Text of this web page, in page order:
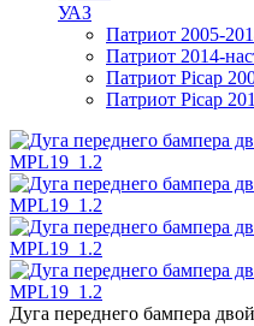
УАЗ
Патриот 2005-
Патриот 2014-
Патриот Picap
Патриот Picap
Дуга переднего бампера